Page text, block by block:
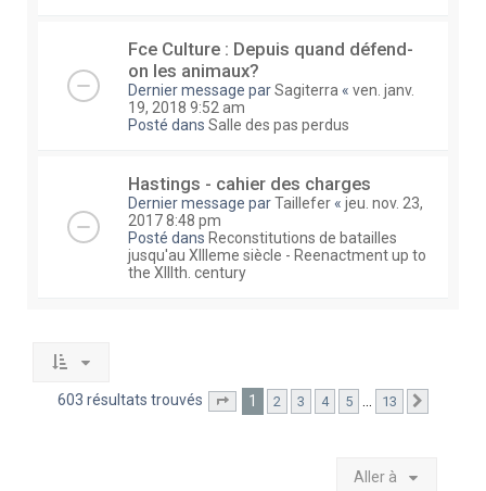
Fce Culture : Depuis quand défend-
on les animaux?
Dernier message parSagiterra « ven. janv.
19, 2018 9:52 am
Posté dans Salle des pas perdus
Hastings - cahier des charges
Dernier message parTaillefer « jeu. nov. 23,
2017 8:48 pm
Posté dans Reconstitutions de batailles
jusqu'au XIIIeme siècle - Reenactment up to
the XIIIth. century
603 résultats trouvés Page sur13
1 2 3 4 5 … 13
Aller à